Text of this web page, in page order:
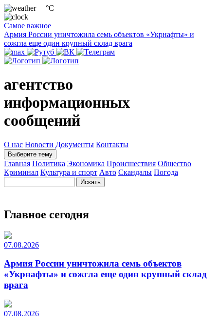
—°C
Самое важное
Армия России уничтожила семь объектов «Укрнафты» и
сожгла еще один крупный склад врага
агентство
информационных
сообщений
О нас Новости Документы Контакты
Выберите тему
Главная Политика Экономика Происшествия Общество
Криминал Культура и спорт Авто Скандалы Погода
Главное сегодня
07.08.2026
Армия России уничтожила семь объектов
«Укрнафты» и сожгла еще один крупный склад
врага
07.08.2026